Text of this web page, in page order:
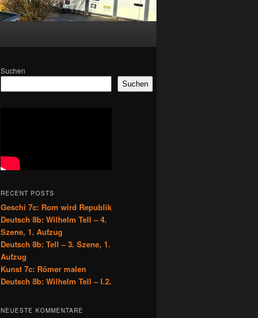
Suchen
Suchen
RECENT POSTS
Geschi 7c: Rom wird Republik
Deutsch 8b: Wilhelm Tell – 4.
Szene, 1. Aufzug
Deutsch 8b: Tell – 3. Szene, 1.
Aufzug
Kunst 7c: Römer malen
Deutsch 8b: Wilhelm Tell – I.2.
NEUESTE KOMMENTARE